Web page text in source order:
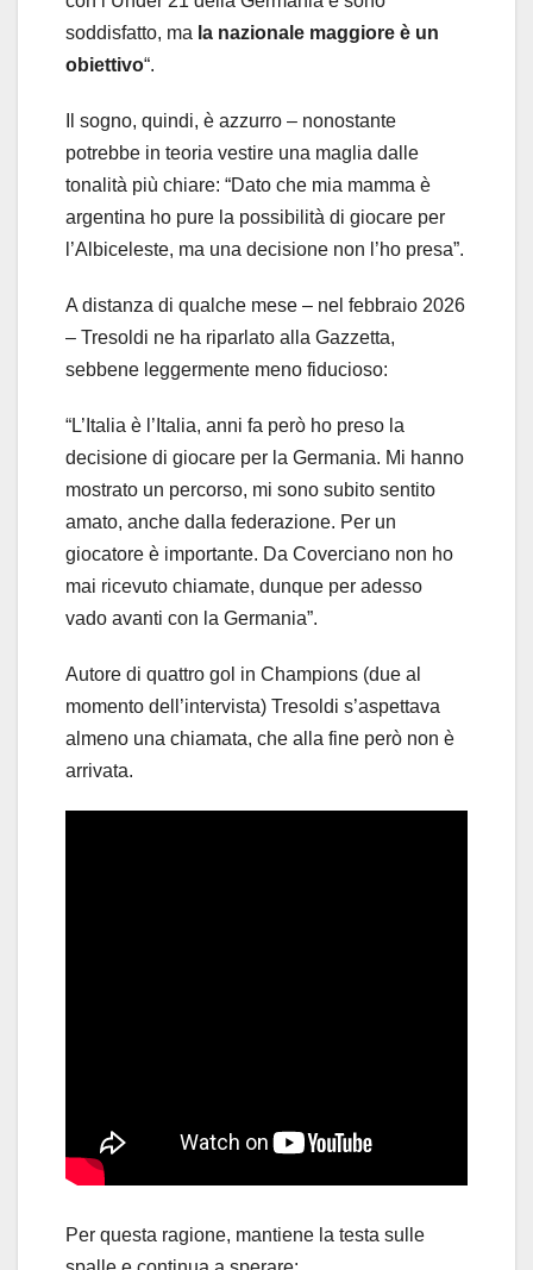
soddisfatto, ma la nazionale maggiore è un
obiettivo“.
Il sogno, quindi, è azzurro – nonostante
potrebbe in teoria vestire una maglia dalle
tonalità più chiare: “Dato che mia mamma è
argentina ho pure la possibilità di giocare per
l’Albiceleste, ma una decisione non l’ho presa”.
A distanza di qualche mese – nel febbraio 2026
– Tresoldi ne ha riparlato alla Gazzetta,
sebbene leggermente meno fiducioso:
“L’Italia è l’Italia, anni fa però ho preso la
decisione di giocare per la Germania. Mi hanno
mostrato un percorso, mi sono subito sentito
amato, anche dalla federazione. Per un
giocatore è importante. Da Coverciano non ho
mai ricevuto chiamate, dunque per adesso
vado avanti con la Germania”.
Autore di quattro gol in Champions (due al
momento dell’intervista) Tresoldi s’aspettava
almeno una chiamata, che alla fine però non è
arrivata.
Per questa ragione, mantiene la testa sulle